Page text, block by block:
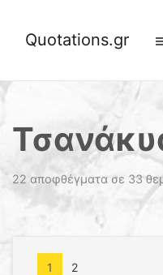
Quotations.gr
22 αποφθέγματα σε 33
1 2